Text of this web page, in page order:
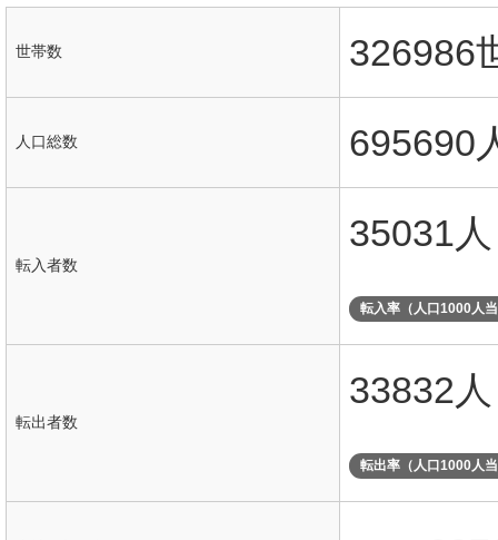
世帯数 326986
人口総数 695690
転入者数
35031人
転入率（人口1000人
転出者数
33832人
転出率（人口1000人